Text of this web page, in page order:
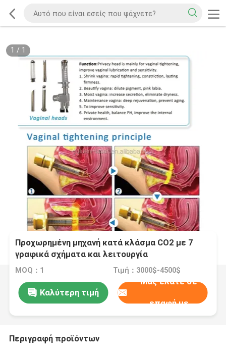
1 / 1
Προχωρημένη μηχανή κατά κλάσμα CO2 με 7
γραφικά σχήματα και λειτουργία
αναζωογόνησης του δέρματος
MOQ：1 Τιμή：3000$-4500$
Καλύτερη τιμή
Μας ελάτε σε
επαφή με
Περιγραφή προϊόντων